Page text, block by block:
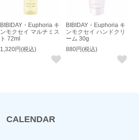
BIBIDAY・Euphoria キ
ンモクセイ マルチミス
ト 72ml
1,320円(税込)
BIBIDAY・Euphoria キ
ンモクセイ ハンドクリ
ーム 30g
880円(税込)
CALENDAR